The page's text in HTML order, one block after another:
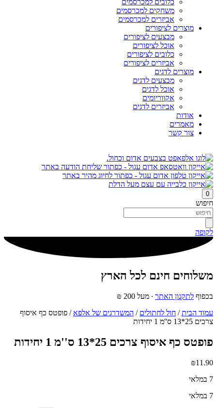
כלובים למכרסמים
משחקים למכרסמים
אביזרים למכרסמים
מוצרים לציפורים
מבצעים לציפורים
אוכל לציפורים
כלובים לציפורים
אביזרים לציפורים
מוצרים לדגים
מבצעים לדגים
אוכל לדגים
אקווריומים
אביזרים לדגים
אודות
מאמרים
צור קשר
0
חיפוש
לקופה
משלוחים חינם לכל הארץ
בכפוף לתקנון האתר ∙ מעל 200 ₪
עמוד הבית/ חול לחתולים / המשדרגים של אלפא / פופטס כף איסוף
צרכים 25*13 ס''מ 1 יחידות
פופטס כף איסוף צרכים 25*13 ס''מ 1 יחידות
₪11.90
7 במלאי
7 במלאי